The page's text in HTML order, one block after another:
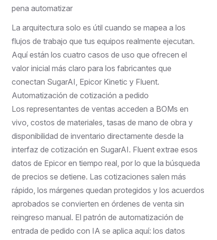
pena automatizar
La arquitectura solo es útil cuando se mapea a los
flujos de trabajo que tus equipos realmente ejecutan.
Aquí están los cuatro casos de uso que ofrecen el
valor inicial más claro para los fabricantes que
conectan SugarAI, Epicor Kinetic y Fluent.
Automatización de cotización a pedido
Los representantes de ventas acceden a BOMs en
vivo, costos de materiales, tasas de mano de obra y
disponibilidad de inventario directamente desde la
interfaz de cotización en SugarAI. Fluent extrae esos
datos de Epicor en tiempo real, por lo que la búsqueda
de precios se detiene. Las cotizaciones salen más
rápido, los márgenes quedan protegidos y los acuerdos
aprobados se convierten en órdenes de venta sin
reingreso manual. El patrón de automatización de
entrada de pedido con IA se aplica aquí: los datos